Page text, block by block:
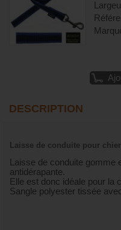
DESCRIPTION
Laisse de conduite pour
Laisse de conduite
antidérapante.
Elle est donc idéale pour la
Sangle polyester tissée